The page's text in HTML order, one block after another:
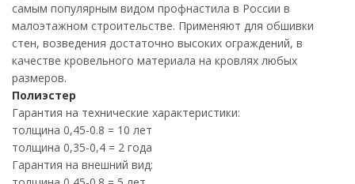
Ral 9006 Golden Dub
Cherry Wood
самым популярным видом профнастила в России в
малоэтажном строительстве. Применяют для обшивки
стен, возведения достаточно высоких ограждений, в
качестве кровельного материала на кровлях любых
размеров.
Полиэстер
Гарантия на технические характеристики:
толщина 0,45-0.8 = 10 лет
толщина 0,35-0,4 = 2 года
Гарантия на внешний вид: